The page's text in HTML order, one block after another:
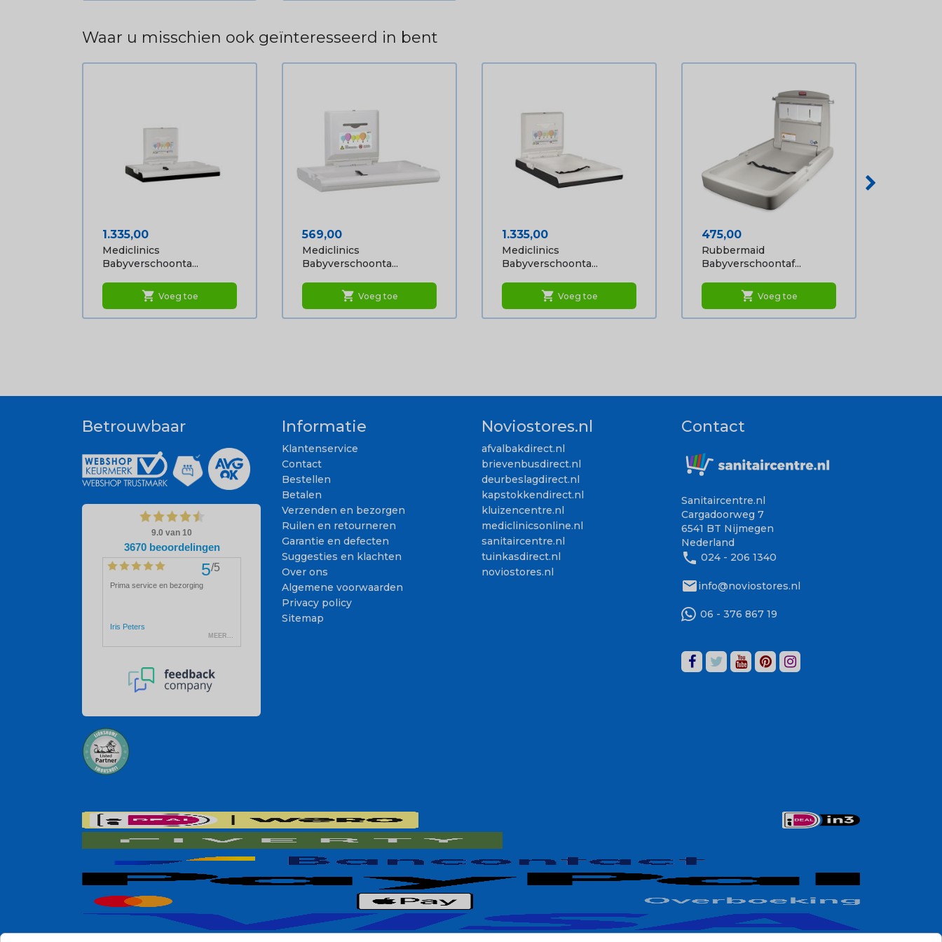
Waar u misschien ook geïnteresseerd in bent
Prijs
1.335,00
Mediclinics
Babyverschoonta...
shopping_cart Voeg toe
Prijs
569,00
Mediclinics
Babyverschoonta...
shopping_cart Voeg toe
Prijs
1.335,00
Mediclinics
Babyverschoonta...
shopping_cart Voeg toe
Prijs
475,00
Rubbermaid
Babyverschoontaf...
shopping_cart Voeg toe
Betrouwbaar Informatie
Klantenservice
Contact
Bestellen
Betalen
Verzenden en bezorgen
Ruilen en retourneren
Garantie en defecten
Suggesties en klachten
Over ons
Algemene voorwaarden
Privacy policy
Sitemap
Noviostores.nl
afvalbakdirect.nl
brievenbusdirect.nl
deurbeslagdirect.nl
kapstokkendirect.nl
kluizencentre.nl
mediclinicsonline.nl
sanitaircentre.nl
tuinkasdirect.nl
noviostores.nl
Contact
Sanitaircentre.nl
Cargadoorweg 7
6541 BT Nijmegen
Nederland
phone 024 - 206 1340
mailinfo@noviostores.nl
06 - 376 867 19